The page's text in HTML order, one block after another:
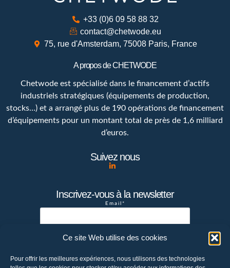
Ce site Web utilise des cookies
Pour offrir les meilleures expériences, nous utilisons des technologies
+33 (0)6 09 58 88 32
contact@chetwode.eu
75, rue d'Amsterdam, 75008 Paris, France
A propos de CHETWODE
Chetwode est spécialisé dans le financement d’actifs
industriels stratégiques (équipements de production,
stocks…) et a arrangé plus de 190 opérations de financement
d’équipements pour un montant total de près de 1,6 milliard
d’euros.
Suivez nous
Inscrivez-vous à la newsletter
Email*
uniquement utilisée pour vous envoyer la